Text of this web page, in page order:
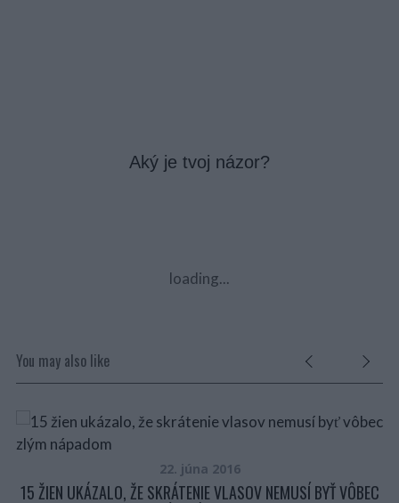
Aký je tvoj názor?
loading...
You may also like
22. júna 2016
15 ŽIEN UKÁZALO, ŽE SKRÁTENIE VLASOV NEMUSÍ BYŤ VÔBEC